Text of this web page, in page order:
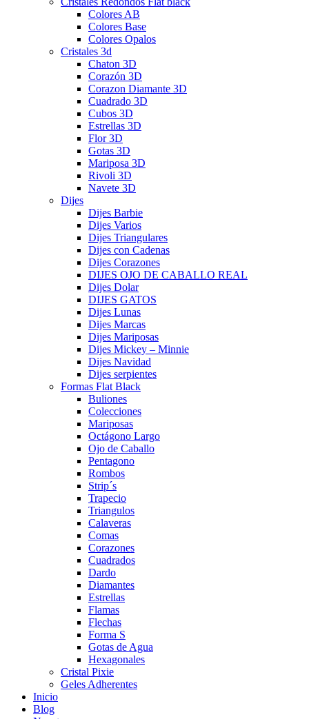
Colores AB
Colores Base
Colores Opalos
Cristales 3d
Chaton 3D
Corazón 3D
Corazon Diamante 3D
Cuadrado 3D
Cubos 3D
Estrellas 3D
Flor 3D
Gotas 3D
Mariposa 3D
Rivoli 3D
Navete 3D
Dijes
Dijes Barbie
Dijes Varios
Dijes Triangulares
Dijes con Cadenas
Dijes Corazones
DIJES OJO DE CABALLO REAL
Dijes Dolar
DIJES GATOS
Dijes Lunas
Dijes Marcas
Dijes Mariposas
Dijes Mickey – Minnie
Dijes Navidad
Dijes serpientes
Formas Flat Black
Buliones
Colecciones
Mariposas
Octágono Largo
Ojo de Caballo
Pentagono
Rombos
Strip´s
Trapecio
Triangulos
Calaveras
Comas
Corazones
Cuadrados
Dardo
Diamantes
Estrellas
Flamas
Flechas
Forma S
Gotas de Agua
Hexagonales
Cristal Pixie
Geles Adherentes
Inicio
Blog